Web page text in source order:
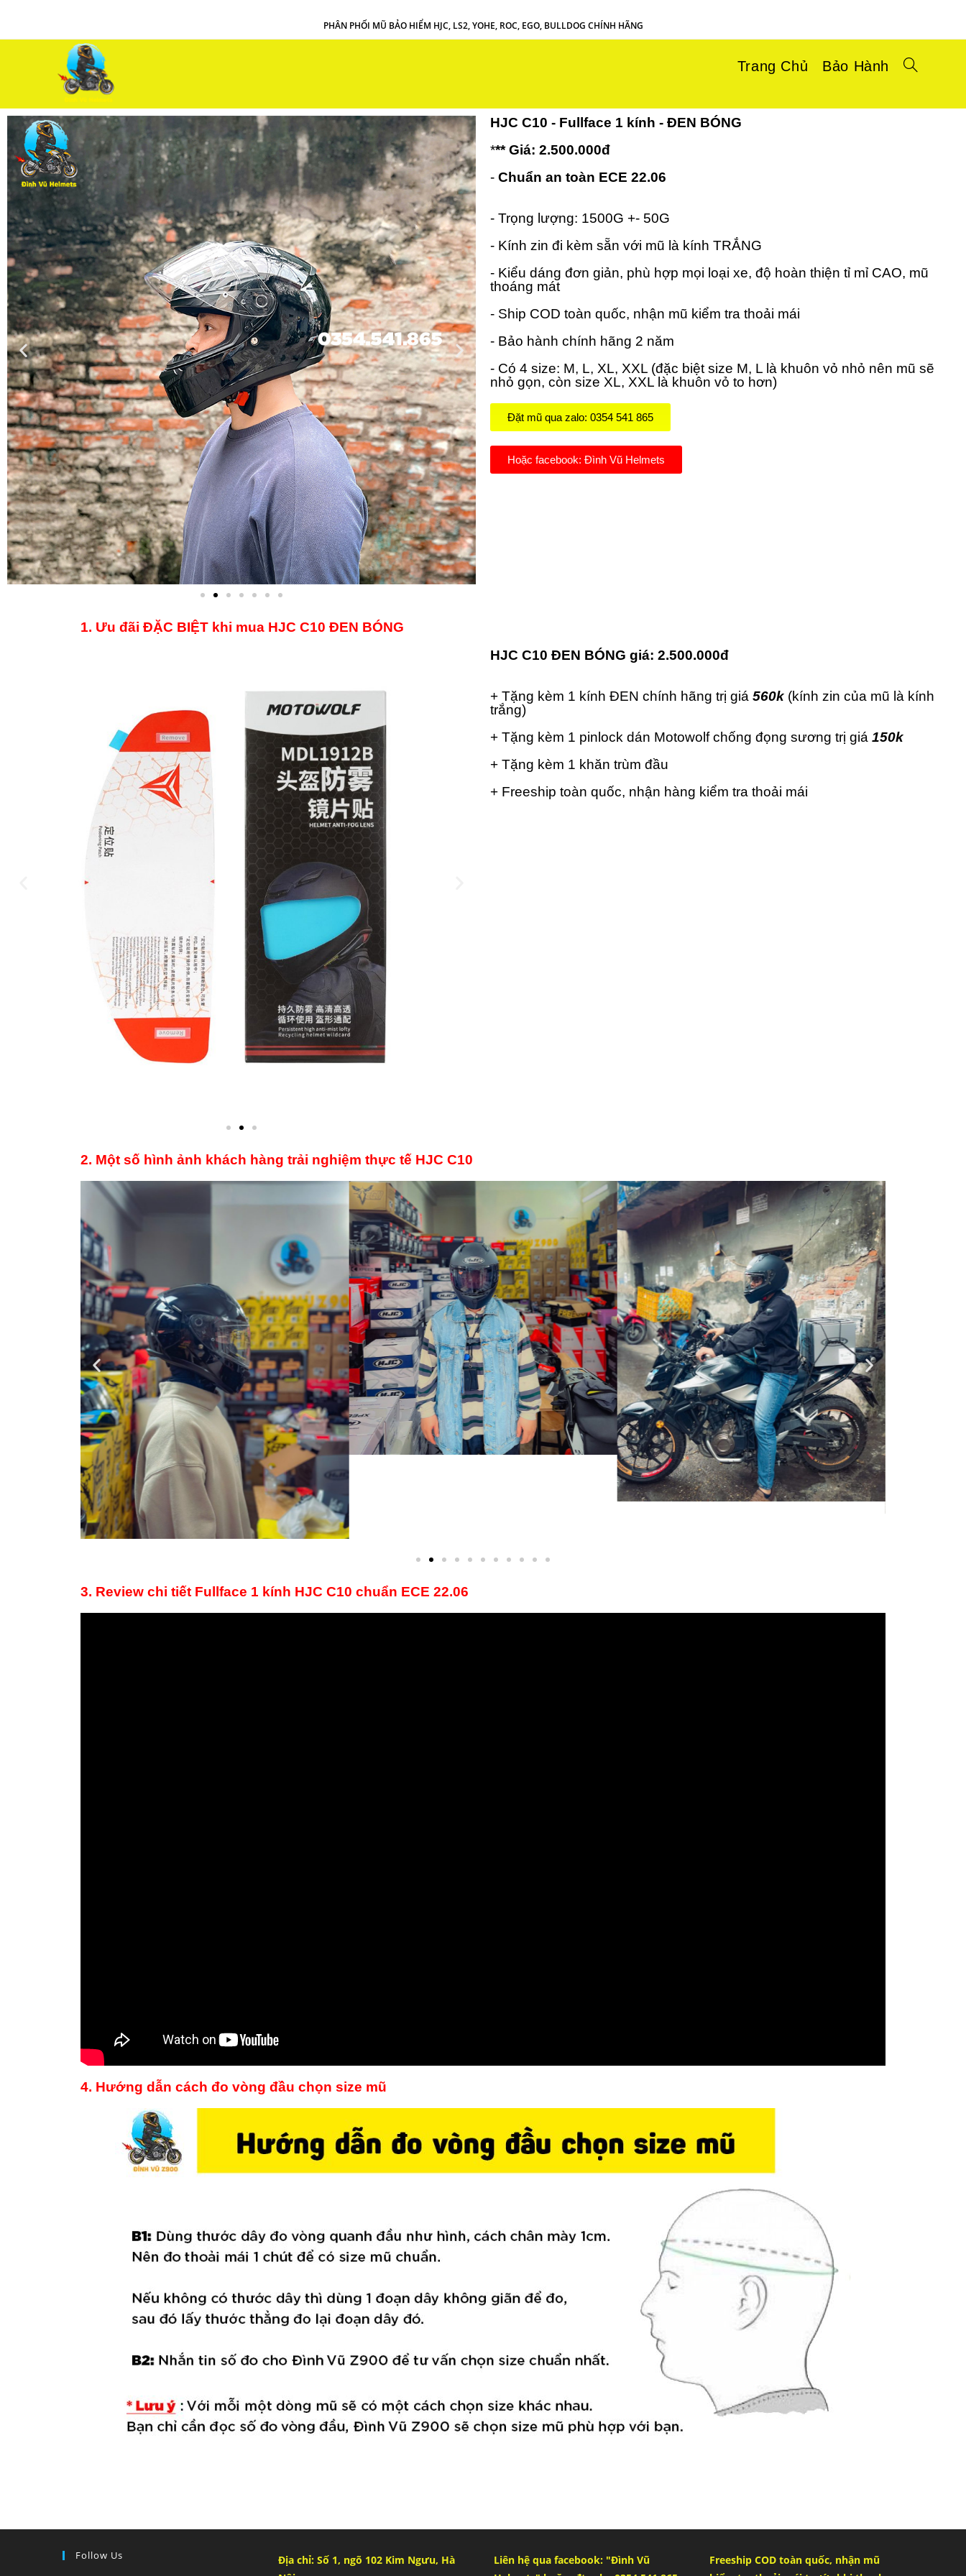
PHÂN PHỐI MŨ BẢO HIỂM HJC, LS2, YOHE, ROC, EGO, BULLDOG CHÍNH HÃNG
Trang Chủ Bảo Hành
HJC C10 - Fullface 1 kính - ĐEN BÓNG
*** Giá: 2.500.000đ
- Chuẩn an toàn ECE 22.06
- Trọng lượng: 1500G +- 50G
- Kính zin đi kèm sẵn với mũ là kính TRẮNG
- Kiểu dáng đơn giản, phù hợp mọi loại xe, độ hoàn thiện tỉ mỉ CAO, mũ
thoáng mát
- Ship COD toàn quốc, nhận mũ kiểm tra thoải mái
- Bảo hành chính hãng 2 năm
- Có 4 size: M, L, XL, XXL (đặc biệt size M, L là khuôn vỏ nhỏ nên mũ sẽ
nhỏ gọn, còn size XL, XXL là khuôn vỏ to hơn)
Đặt mũ qua zalo: 0354 541 865
Hoặc facebook: Đình Vũ Helmets
1. Ưu đãi ĐẶC BIỆT khi mua HJC C10 ĐEN BÓNG
HJC C10 ĐEN BÓNG giá: 2.500.000đ
+ Tặng kèm 1 kính ĐEN chính hãng trị giá 560k (kính zin của mũ là kính
trắng)
+ Tặng kèm 1 pinlock dán Motowolf chống đọng sương trị giá 150k
+ Tặng kèm 1 khăn trùm đầu
+ Freeship toàn quốc, nhận hàng kiểm tra thoải mái
2. Một số hình ảnh khách hàng trải nghiệm thực tế HJC C10
3. Review chi tiết Fullface 1 kính HJC C10 chuẩn ECE 22.06
4. Hướng dẫn cách đo vòng đầu chọn size mũ
Follow Us
Địa chỉ: Số 1, ngõ 102 Kim Ngưu, Hà
Liên hệ qua facebook: "Đình Vũ
Freeship COD toàn quốc, nhận mũ